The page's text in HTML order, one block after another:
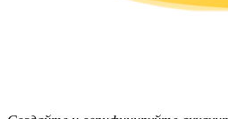
Получайте конкурентные